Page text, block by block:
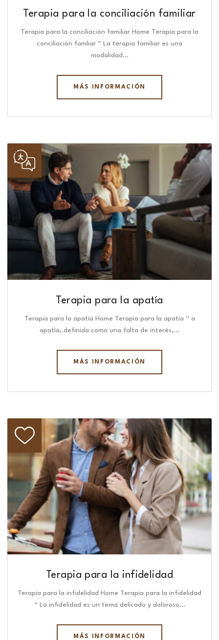
Terapia para la conciliación familiar
Terapia para la conciliación familiar Home Terapia para la
conciliación famliar “ La terapia familiar es una
modalidad…
MÁS INFORMACIÓN
Terapia para la apatía
Terapia para la apatía Home Terapia para la apatía “ a
apatía, definida como una falta de interés,…
MÁS INFORMACIÓN
Terapia para la infidelidad
Terapia para la infidelidad Home Terapia para la infidelidad
“ La infidelidad es un tema delicado y doloroso…
MÁS INFORMACIÓN